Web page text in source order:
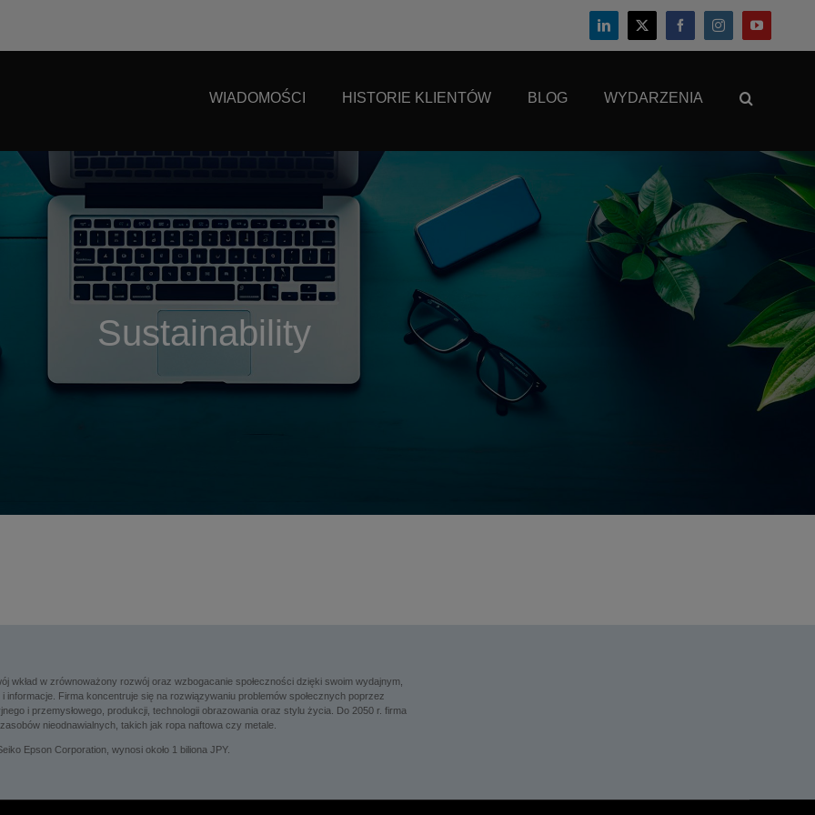
WIADOMOŚCI HISTORIE KLIENTÓW BLOG WYDARZENIA
Sustainability
w zrównoważony rozwój oraz wzbogacanie społeczności dzięki swoim wydajnym,
Firma koncentruje się na rozwiązywaniu problemów społecznych poprzez
i przemysłowego, produkcji, technologii obrazowania oraz stylu życia. Do 2050 r. firma
nieodnawialnych, takich jak ropa naftowa czy metale.
Epson Corporation, wynosi około 1 biliona JPY.